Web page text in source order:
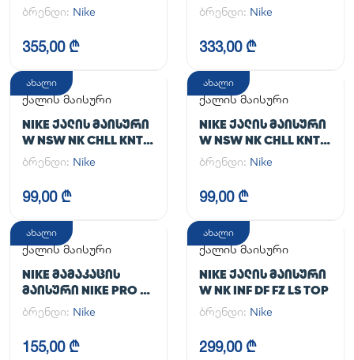
TGHT
ბრენდი: Nike
355,00 ₾
JACKET
ბრენდი: Nike
333,00 ₾
ახალი
ქალის მაისური
NIKE ᲥᲐᲚᲘᲡ ᲛᲐᲘᲡᲣᲠᲘ
W NSW NK CHLL KNT
MD CRP
ბრენდი: Nike
99,00 ₾
ახალი
ქალის მაისური
NIKE ᲥᲐᲚᲘᲡ ᲛᲐᲘᲡᲣᲠᲘ
W NSW NK CHLL KNT
MD CRP
ბრენდი: Nike
99,00 ₾
ახალი
ქალის მაისური
NIKE ᲛᲐᲛᲐᲙᲐᲪᲘᲡ
ᲛᲐᲘᲡᲣᲠᲘ NIKE PRO DF
365 CROP LS
ბრენდი: Nike
155,00 ₾
ახალი
ქალის მაისური
NIKE ᲥᲐᲚᲘᲡ ᲛᲐᲘᲡᲣᲠᲘ
W NK INF DF FZ LS TOP
ბრენდი: Nike
299,00 ₾